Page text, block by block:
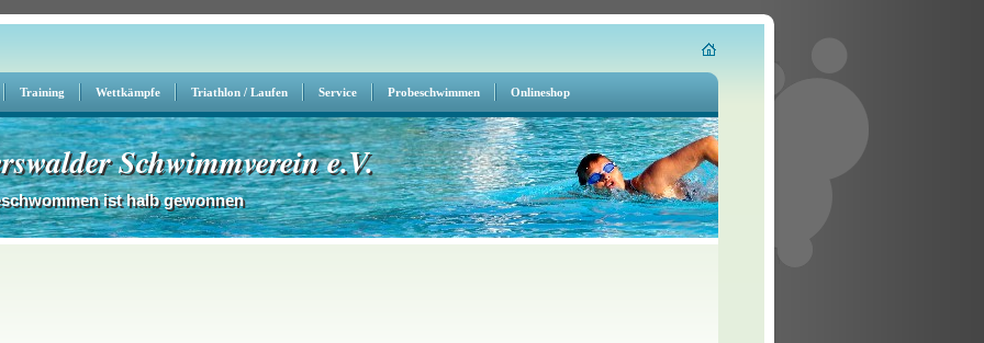
Training Wettkämpfe Triathlon / Laufen Service Probeschwimmen Onlineshop
Schwimmverein e.V.
ist halb gewonnen